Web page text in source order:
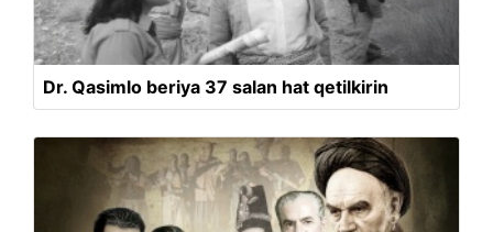
Dr. Qasimlo beriya 37 salan hat qetilkirin